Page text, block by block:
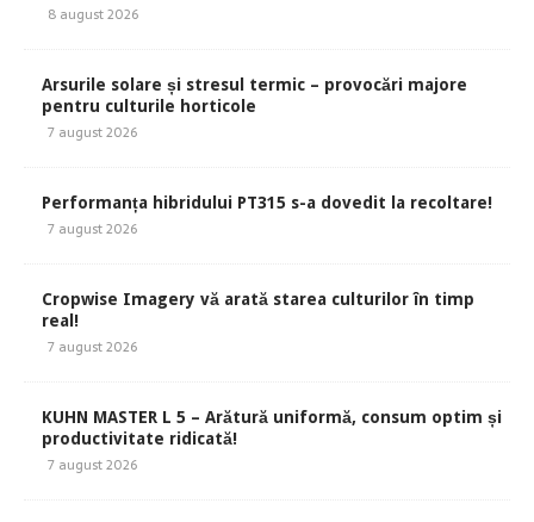
8 august 2026
Arsurile solare și stresul termic – provocări majore
pentru culturile horticole
7 august 2026
Performanța hibridului PT315 s-a dovedit la recoltare!
7 august 2026
Cropwise Imagery vă arată starea culturilor în timp
real!
7 august 2026
KUHN MASTER L 5 – Arătură uniformă, consum optim și
productivitate ridicată!
7 august 2026